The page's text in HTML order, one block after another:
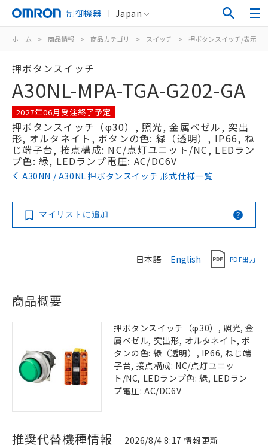
制御機器 Japan
ホーム > 商品情報 > 商品カテゴリ > スイッチ > 押ボタンスイッチ/表示灯
押ボタンスイッチ
A30NL-MPA-TGA-G202-GA
2027年06月受注終了予定
押ボタンスイッチ（φ30）, 照光, 金属ベゼル, 突出
形, オルタネイト, ボタンの色: 緑（透明）, IP66, ね
じ端子台, 接点構成: NC/点灯ユニット/NC, LEDラン
プ色: 緑, LEDランプ電圧: AC/DC6V
A30NN / A30NL 押ボタンスイッチ 形式仕様一覧
マイリストに追加
日本語 English PDF出力
商品概要
押ボタンスイッチ（φ30）, 照光, 金
属ベゼル, 突出形, オルタネイト, ボ
タンの色: 緑（透明）, IP66, ねじ端
子台, 接点構成: NC/点灯ユニッ
ト/NC, LEDランプ色: 緑, LEDラン
プ電圧: AC/DC6V
推奨代替機種情報 2026/8/4 8:17 情報更新